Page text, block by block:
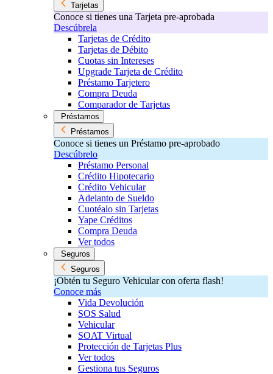
Tarjetas
Conoce si tienes una Tarjeta pre-aprobada
Descúbrela
Tarjetas de Crédito
Tarjetas de Débito
Cuotas sin Intereses
Upgrade Tarjeta de Crédito
Préstamo Tarjetero
Compra Deuda
Comparador de Tarjetas
Préstamos
Préstamos
Conoce si tienes un Préstamo pre-aprobado
Descúbrelo
Préstamo Personal
Crédito Hipotecario
Crédito Vehicular
Adelanto de Sueldo
Cuotéalo sin Tarjetas
Yape Créditos
Compra Deuda
Ver todos
Seguros
Seguros
¡Obtén tu Seguro Vehicular con oferta flash!
Conoce más
Vida Devolución
SOS Salud
Vehicular
SOAT Virtual
Protección de Tarjetas Plus
Ver todos
Gestiona tus Seguros